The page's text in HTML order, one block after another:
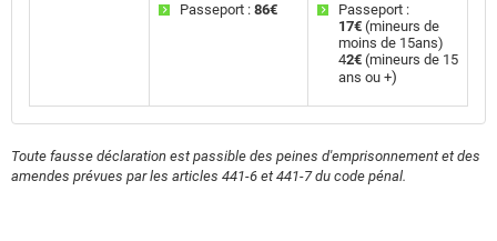
Passeport : 86€
Passeport :
17€ (mineurs de
moins de 15ans)
42€ (mineurs de 15
ans ou +)
Toute fausse déclaration est passible des peines d'emprisonnement et des
amendes prévues par les articles 441-6 et 441-7 du code pénal.